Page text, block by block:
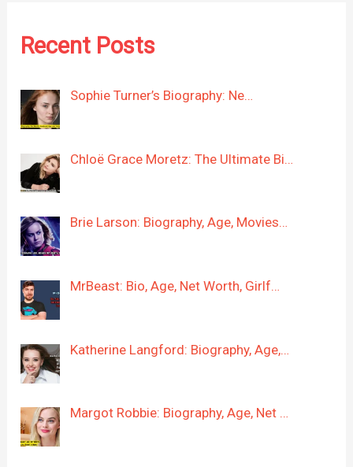
Recent Posts
Sophie Turner’s Biography: Ne…
Chloë Grace Moretz: The Ultimate Bi…
Brie Larson: Biography, Age, Movies…
MrBeast: Bio, Age, Net Worth, Girlf…
Katherine Langford: Biography, Age,…
Margot Robbie: Biography, Age, Net …